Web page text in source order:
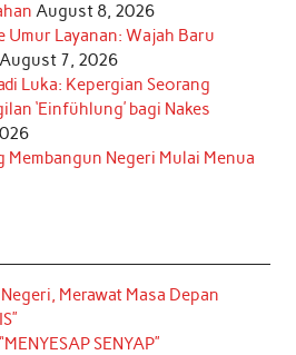
August 8, 2026
Umur Layanan: Wajah Baru
August 7, 2026
Luka: Kepergian Seorang
‘Einfühlung’ bagi Nakes
Membangun Negeri Mulai Menua
Merawat Masa Depan
SENYAP”